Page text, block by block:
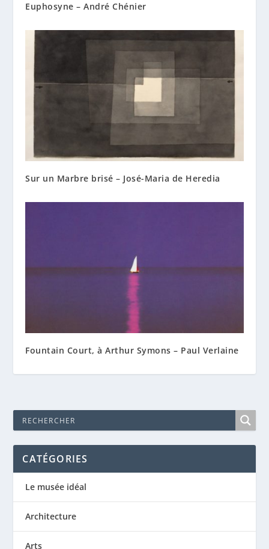
Euphosyne – André Chénier
Sur un Marbre brisé – José-Maria de Heredia
Fountain Court, à Arthur Symons – Paul Verlaine
CATÉGORIES
Le musée idéal
Architecture
Arts